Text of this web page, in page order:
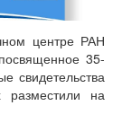
центре РАН
35-
свидетельства
разместили на